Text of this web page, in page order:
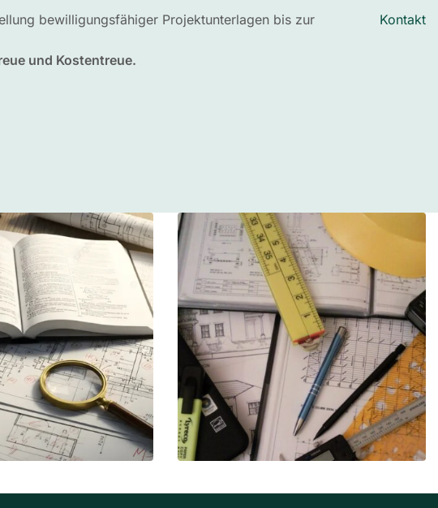
bewilligungsfähiger Projektunterlagen bis zur
und Kostentreue.
Kontakt
DI Thomas Exenberger
Ingenieurbüro DI Thomas Exenberger